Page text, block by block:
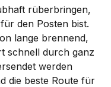
rüberbringen,
den Posten bist.
lange brennend,
schnell durch ganz
werden
die beste Route für